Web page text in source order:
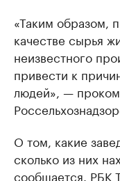
«Таким образом,
качестве сырья
неизвестного
привести к
людей», —
О том, какие
сколько из них
сообщается. РБК